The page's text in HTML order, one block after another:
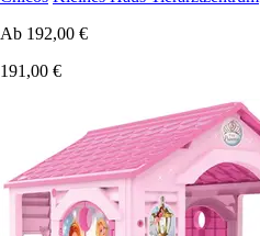
Ab 192,00 €
191,00 €